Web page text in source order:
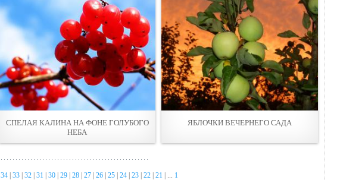
СПЕЛАЯ КАЛИНА НА ФОНЕ ГОЛУБОГО
НЕБА
ЯБЛОЧКИ ВЕЧЕРНЕГО САДА
34 33 32 31 30 29 28 27 26 25 24 23 22 21 | ... 1